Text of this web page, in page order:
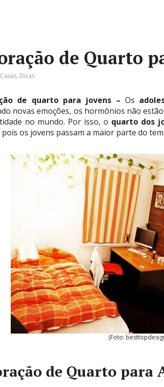
de Quarto
, Dicas
de quarto para jovens – Os
novas emoções, os hormônios não
no mundo. Por isso, o quarto dos
pois os jovens passam a maior parte do
(Foto:
de Quarto para